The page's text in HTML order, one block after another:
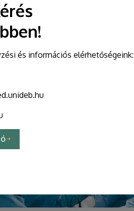
és információs elérhetőségeink: